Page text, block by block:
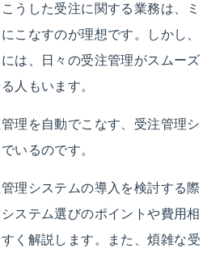
うした受注に関する業務は、ミ
こなすのが理想です。しかし、
は、日々の受注管理がスムーズ
人もいます。
理を自動でこなす、受注管理シ
いるのです。
理システムの導入を検討する際
システム選びのポイントや費用相
く解説します。 また、煩雑な受